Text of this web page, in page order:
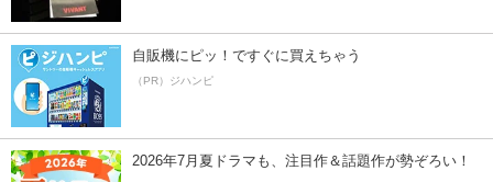
自販機にピッ！ですぐに買えちゃう
（PR）ジハンピ
2026年7月夏ドラマも、注目作＆話題作が勢ぞろい！